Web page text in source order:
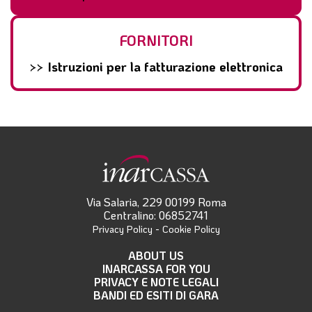
FORNITORI
>> Istruzioni per la fatturazione elettronica
Via Salaria, 229 00199 Roma
Centralino: 06852741
Privacy Policy - Cookie Policy
ABOUT US
INARCASSA FOR YOU
PRIVACY E NOTE LEGALI
BANDI ED ESITI DI GARA